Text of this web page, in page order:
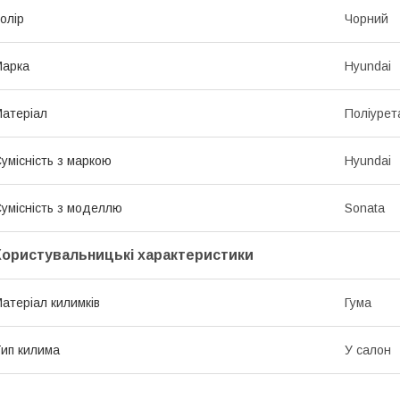
Чорний
Hyundai
з маркою Hyundai
з моделлю Sonata
характеристики
килимків Гума
килима У салон